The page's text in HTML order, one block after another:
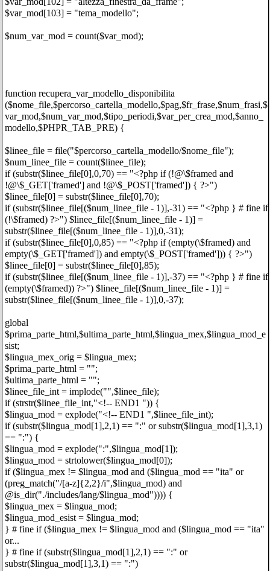
$var_mod[103] = "tema_modello";
$num_var_mod = count($var_mod);
function recupera_var_modello_disponibilita
($nome_file,$percorso_cartella_modello,$pag,$fr_frase,$num_frasi,$
var_mod,$num_var_mod,$tipo_periodi,$var_per_crea_mod,$anno_
modello,$PHPR_TAB_PRE) {
$linee_file = file("$percorso_cartella_modello/$nome_file");
$num_linee_file = count($linee_file);
if (substr($linee_file[0],0,70) == "<?php if (!@\$framed and
!@\$_GET['framed'] and !@\$_POST['framed']) { ?>")
$linee_file[0] = substr($linee_file[0],70);
if (substr($linee_file[($num_linee_file - 1)],-31) == "<?php } # fine if
(!\$framed) ?>") $linee_file[($num_linee_file - 1)] =
substr($linee_file[($num_linee_file - 1)],0,-31);
if (substr($linee_file[0],0,85) == "<?php if (empty(\$framed) and
empty(\$_GET['framed']) and empty(\$_POST['framed'])) { ?>")
$linee_file[0] = substr($linee_file[0],85);
if (substr($linee_file[($num_linee_file - 1)],-37) == "<?php } # fine if
(empty(\$framed)) ?>") $linee_file[($num_linee_file - 1)] =
substr($linee_file[($num_linee_file - 1)],0,-37);
global
$prima_parte_html,$ultima_parte_html,$lingua_mex,$lingua_mod_e
sist;
$lingua_mex_orig = $lingua_mex;
$prima_parte_html = "";
$ultima_parte_html = "";
$linee_file_int = implode("",$linee_file);
if (strstr($linee_file_int,"<!-- END1 ")) {
$lingua_mod = explode("<!-- END1 ",$linee_file_int);
if (substr($lingua_mod[1],2,1) == ":" or substr($lingua_mod[1],3,1)
== ":") {
$lingua_mod = explode(":",$lingua_mod[1]);
$lingua_mod = strtolower($lingua_mod[0]);
if ($lingua_mex != $lingua_mod and ($lingua_mod == "ita" or
(preg_match("/[a-z]{2,2}/i",$lingua_mod) and
@is_dir("./includes/lang/$lingua_mod")))) {
$lingua_mex = $lingua_mod;
$lingua_mod_esist = $lingua_mod;
} # fine if ($lingua_mex != $lingua_mod and ($lingua_mod == "ita"
or...
} # fine if (substr($lingua_mod[1],2,1) == ":" or
substr($lingua_mod[1],3,1) == ":")